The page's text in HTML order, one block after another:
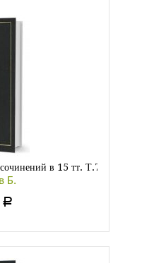
в 15 тт. Т.7. Ёлка для Ба.
Б.
Р